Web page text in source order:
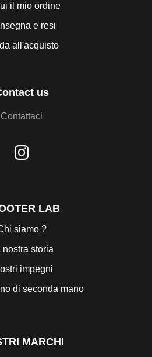
il mio ordine
e resi
all'acquisto
us
Contattaci
LAB
siamo ?
nostra storia
impegni
di seconda mano
MARCHI